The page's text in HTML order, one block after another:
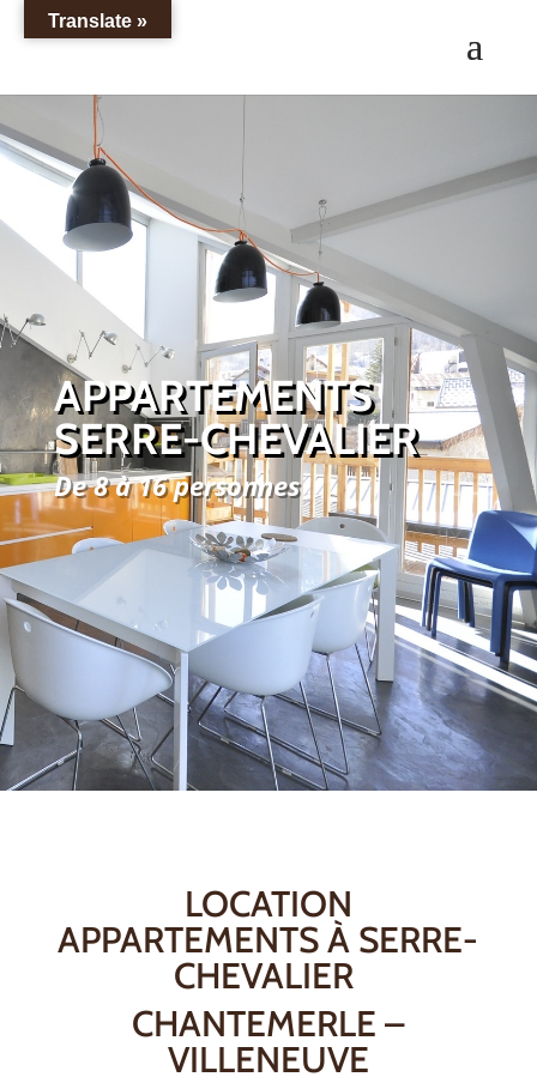
APPARTEMENTS
SERRE-CHEVALIER
De 8 à 16 personnes
LOCATION
APPARTEMENTS À SERRE-
CHEVALIER
CHANTEMERLE –
VILLENEUVE
Translate »